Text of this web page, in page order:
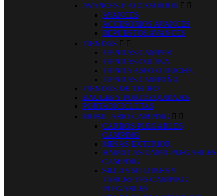
AVANCES Y ACCESORIOS  
AVANCES
ACCESORIOS AVANCES
REPUESTOS AVANCES
TIENDAS  
TIENDAS CAMPER
TIENDAS COCINA
TIENDA ASEO O DUCHA
TIENDAS CAMPAÑA
TIENDAS DE TECHO
BAULES Y PORTAEQUIPAJES
PORTABICICLETAS
MOBILIARIO CAMPING  
CARROS PLEGABLES
CAMPING
MESAS EXTERIOR
HAMACAS CAMA PLEGABLES
CAMPING
SILLAS SILLONES Y
TABURETES CAMPING
PLEGABLES